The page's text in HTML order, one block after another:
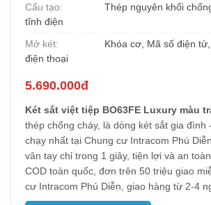
Cấu tạo:
Thép nguyên khối
tĩnh điện
Mở két:
Khóa cơ, Mã số điện
điện thoại
5.690.000đ
Két sắt việt tiệp BO63FE Luxury màu
thép chống cháy, là dòng két sắt gia đình
chạy nhất tại Chung cư Intracom Phú
vân tay chỉ trong 1 giây, tiện lợi và an
COD toàn quốc, đơn trên 50 triệu giao
cư Intracom Phú Diễn, giao hàng từ 2-4